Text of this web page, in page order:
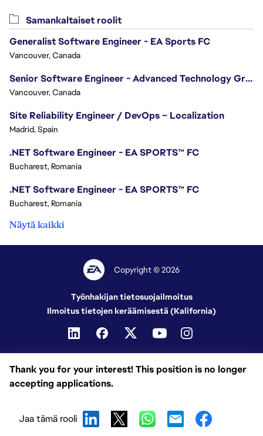
Thank you for your interest! This position is no longer
accepting applications.
Jaa tämä rooli
Samankaltaiset roolit
Generalist Software Engineer - EA Sports FC
Vancouver, Canada
Senior Software Engineer - Advanced Technology Group
Vancouver, Canada
Site Reliability Engineer / DevOps – Localization
Madrid, Spain
.NET Software Engineer - EA SPORTS™ FC
Bucharest, Romania
.NET Software Engineer - EA SPORTS™ FC
Bucharest, Romania
Näytä kaikki
Copyright © 2026
Työnhakijan tietosuojailmoitus
Ilmoitus tietojen keräämisestä (Kalifornia)